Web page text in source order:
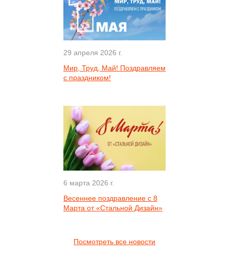
29 апреля 2026 г.
Мир, Труд, Май! Поздравляем
с праздником!
6 марта 2026 г.
Весеннее поздравление с 8
Марта от «Стальной Дизайн»
Посмотреть все новости